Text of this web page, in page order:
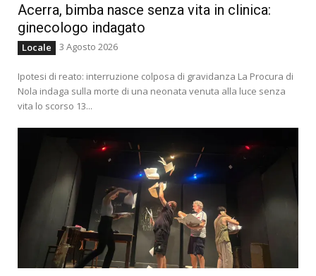
Acerra, bimba nasce senza vita in clinica:
ginecologo indagato
Locale 3 Agosto 2026
Ipotesi di reato: interruzione colposa di gravidanza La Procura di
Nola indaga sulla morte di una neonata venuta alla luce senza
vita lo scorso 13...